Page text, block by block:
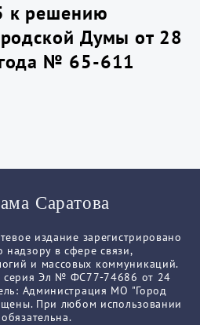
к решению
Думы от 28
№ 65-611
Саратова
издание зарегистрировано
в сфере связи,
и массовых коммуникаций.
серия Эл № ФС77-74686 от 24
Администрация МО "Город
При любом использовании